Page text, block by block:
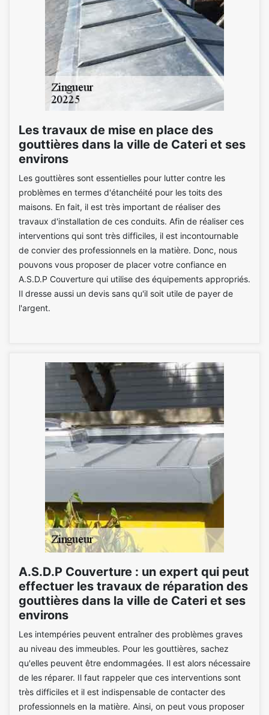
Les travaux de mise en place des
gouttières dans la ville de Cateri et ses
environs
Les gouttières sont essentielles pour lutter contre les
problèmes en termes d'étanchéité pour les toits des
maisons. En fait, il est très important de réaliser des
travaux d'installation de ces conduits. Afin de réaliser ces
interventions qui sont très difficiles, il est incontournable
de convier des professionnels en la matière. Donc, nous
pouvons vous proposer de placer votre confiance en
A.S.D.P Couverture qui utilise des équipements appropriés.
Il dresse aussi un devis sans qu'il soit utile de payer de
l'argent.
A.S.D.P Couverture : un expert qui peut
effectuer les travaux de réparation des
gouttières dans la ville de Cateri et ses
environs
Les intempéries peuvent entraîner des problèmes graves
au niveau des immeubles. Pour les gouttières, sachez
qu'elles peuvent être endommagées. Il est alors nécessaire
de les réparer. Il faut rappeler que ces interventions sont
très difficiles et il est indispensable de contacter des
professionnels en la matière. Ainsi, on peut vous proposer